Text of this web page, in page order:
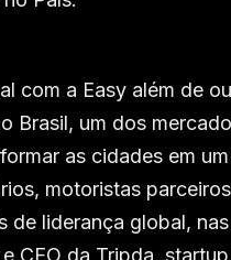
com a Easy além de
um dos
as cidades em
motoristas
liderança global,
CEO da Tripda,